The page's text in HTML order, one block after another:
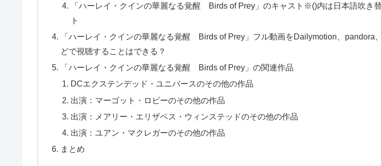
「ハーレイ・クインの華麗なる覚醒 Birds of Prey」のキャスト※()内は日本語吹き
ト
「ハーレイ・クインの華麗なる覚醒 Birds of Prey」フル動画をDailymotion、pandora
どで視聴することはできる？
「ハーレイ・クインの華麗なる覚醒 Birds of Prey」の関連作品
DCエクステンデッド・ユニバースのその他の作品
出演：マーゴット・ロビーのその他の作品
出演：メアリー・エリザベス・ウィンステッドのその他の作品
出演：ユアン・マクレガーのその他の作品
まとめ